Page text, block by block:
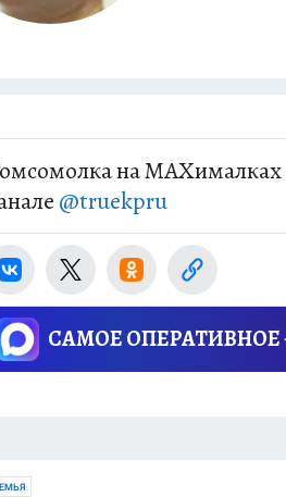
на
@truekpru
САМОЕ ОПЕРАТИВНОЕ